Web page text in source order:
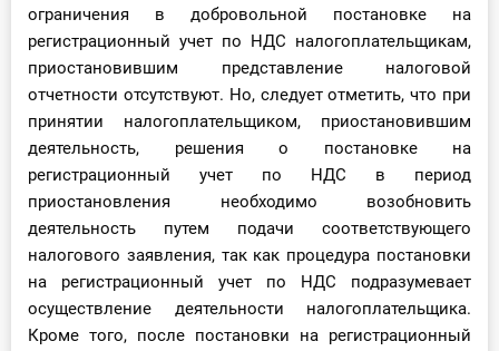
ограничения в добровольной постановке на
регистрационный учет по НДС налогоплательщикам,
приостановившим представление налоговой
отчетности отсутствуют. Но, следует отметить, что при
принятии налогоплательщиком, приостановившим
деятельность, решения о постановке на
регистрационный учет по НДС в период
приостановления необходимо возобновить
деятельность путем подачи соответствующего
налогового заявления, так как процедура постановки
на регистрационный учет по НДС подразумевает
осуществление деятельности налогоплательщика.
Кроме того, после постановки на регистрационный